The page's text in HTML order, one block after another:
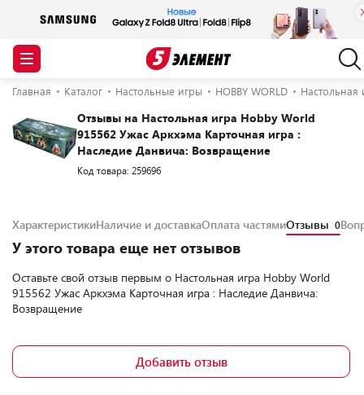
Главная Каталог Настольные игры HOBBY WORLD
Отзывы на Настольная игра Hobby World
915562 Ужас Аркхэма Карточная игра :
Наследие Данвича: Возвращение
Код товара: 259696
ХарактеристикиНаличие и доставкаОплата частямиОтзывы 0
У этого товара еще нет отзывов
Оставьте свой отзыв первым о Настольная игра Hobby World
915562 Ужас Аркхэма Карточная игра : Наследие Данвича:
Возвращение
Добавить отзыв